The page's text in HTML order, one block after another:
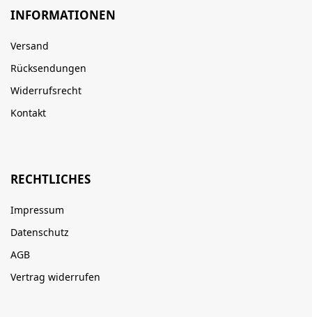
INFORMATIONEN
Versand
Rücksendungen
Widerrufsrecht
Kontakt
RECHTLICHES
Impressum
Datenschutz
AGB
Vertrag widerrufen